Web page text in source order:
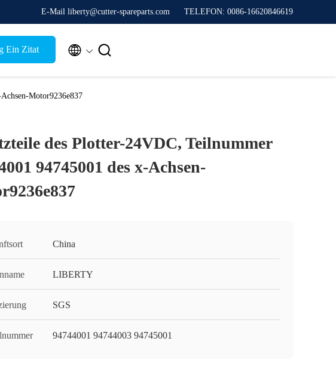
E-Mail liberty@cutter-spareparts.com TELEFON: 0086-16620846619
Ein Zitat  
Motor9236e837
des Plotter-24VDC, Teilnummer
94745001 des x-Achsen-
China
LIBERTY
SGS
94744001 94744003 94745001